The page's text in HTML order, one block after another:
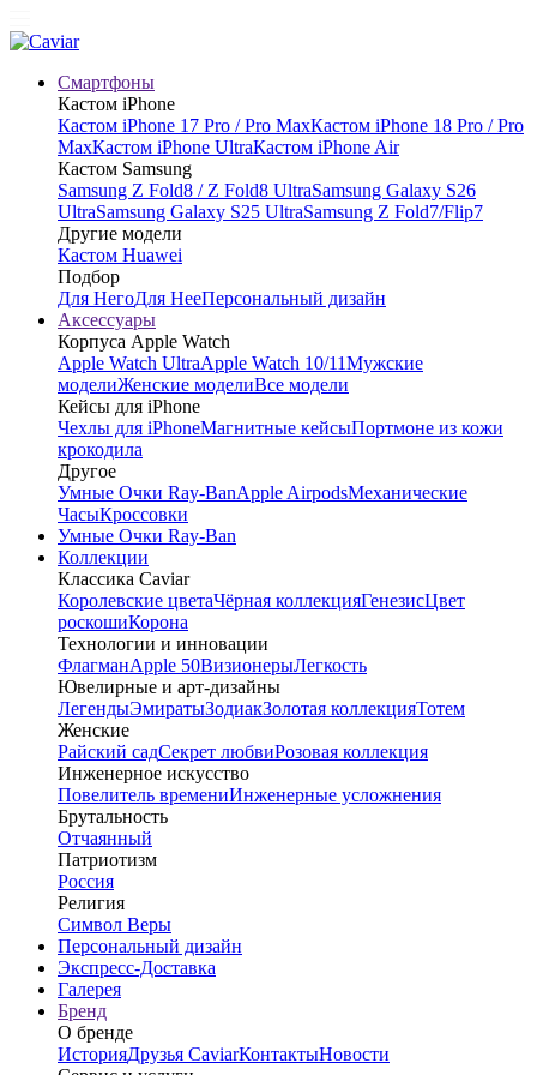
Смартфоны
Кастом iPhone
Кастом iPhone 17 Pro / Pro MaxКастом iPhone 18 Pro / Pro
MaxКастом iPhone UltraКастом iPhone Air
Кастом Samsung
Samsung Z Fold8 / Z Fold8 UltraSamsung Galaxy S26
UltraSamsung Galaxy S25 UltraSamsung Z Fold7/Flip7
Другие модели
Кастом Huawei
Подбор
Для НегоДля НееПерсональный дизайн
Аксессуары
Корпуса Apple Watch
Apple Watch UltraApple Watch 10/11Мужские
моделиЖенские моделиВсе модели
Кейсы для iPhone
Чехлы для iPhoneМагнитные кейсыПортмоне из кожи
крокодила
Другое
Умные Очки Ray-BanApple AirpodsМеханические
ЧасыКроссовки
Умные Очки Ray-Ban
Коллекции
Классика Caviar
Королевские цветаЧёрная коллекцияГенезисЦвет
роскошиКорона
Технологии и инновации
ФлагманApple 50ВизионерыЛегкость
Ювелирные и арт-дизайны
ЛегендыЭмиратыЗодиакЗолотая коллекцияТотем
Женские
Райский садСекрет любвиРозовая коллекция
Инженерное искусство
Повелитель времениИнженерные усложнения
Брутальность
Отчаянный
Патриотизм
Россия
Религия
Символ Веры
Персональный дизайн
Экспресс-Доставка
Галерея
Бренд
О бренде
ИсторияДрузья CaviarКонтактыНовости